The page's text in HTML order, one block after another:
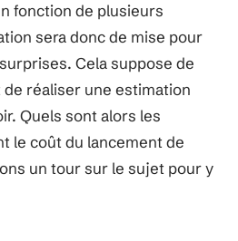
fonction de plusieurs
sera donc de mise pour
Cela suppose de
réaliser une estimation
Quels sont alors les
le coût du lancement de
un tour sur le sujet pour y